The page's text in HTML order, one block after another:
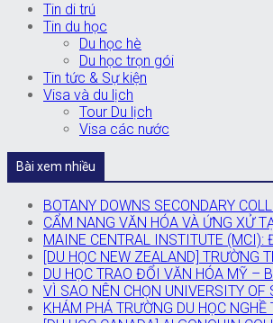
Tin di trú
Tin du học
Du học hè
Du học trọn gói
Tin tức & Sự kiện
Visa và du lịch
Tour Du lịch
Visa các nước
Bài xem nhiều
BOTANY DOWNS SECONDARY
CẨM NANG VĂN HÓA VÀ ỨNG XỬ
MAINE CENTRAL INSTITUTE
[DU HỌC NEW ZEALAND] TRƯỜNG
DU HỌC TRAO ĐỔI VĂN HÓA MỸ –
VÌ SAO NÊN CHỌN UNIVERSITY OF
KHÁM PHÁ TRƯỜNG DU HỌC